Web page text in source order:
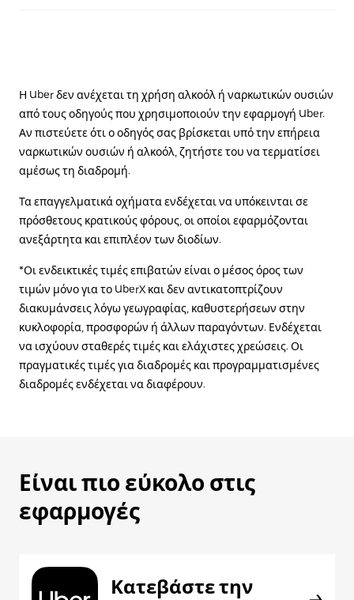
Η Uber δεν ανέχεται τη χρήση αλκοόλ ή ναρκωτικών ουσιών
από τους οδηγούς που χρησιμοποιούν την εφαρμογή Uber.
Αν πιστεύετε ότι ο οδηγός σας βρίσκεται υπό την επήρεια
ναρκωτικών ουσιών ή αλκοόλ, ζητήστε του να τερματίσει
αμέσως τη διαδρομή.
Τα επαγγελματικά οχήματα ενδέχεται να υπόκεινται σε
πρόσθετους κρατικούς φόρους, οι οποίοι εφαρμόζονται
ανεξάρτητα και επιπλέον των διοδίων.
*Οι ενδεικτικές τιμές επιβατών είναι ο μέσος όρος των
τιμών μόνο για το UberX και δεν αντικατοπτρίζουν
διακυμάνσεις λόγω γεωγραφίας, καθυστερήσεων στην
κυκλοφορία, προσφορών ή άλλων παραγόντων. Ενδέχεται
να ισχύουν σταθερές τιμές και ελάχιστες χρεώσεις. Οι
πραγματικές τιμές για διαδρομές και προγραμματισμένες
διαδρομές ενδέχεται να διαφέρουν.
Είναι πιο εύκολο στις
εφαρμογές
Κατεβάστε την